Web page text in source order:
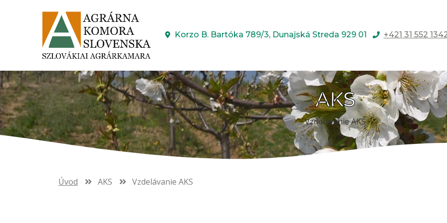
Korzo B. Bartóka 789/3, Dunajská Streda 929 01 +421 31 552
AKS
Vzdelávanie AKS
Úvod AKS Vzdelávanie AKS